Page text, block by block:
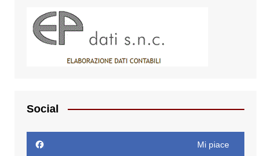
Social
Mi piace